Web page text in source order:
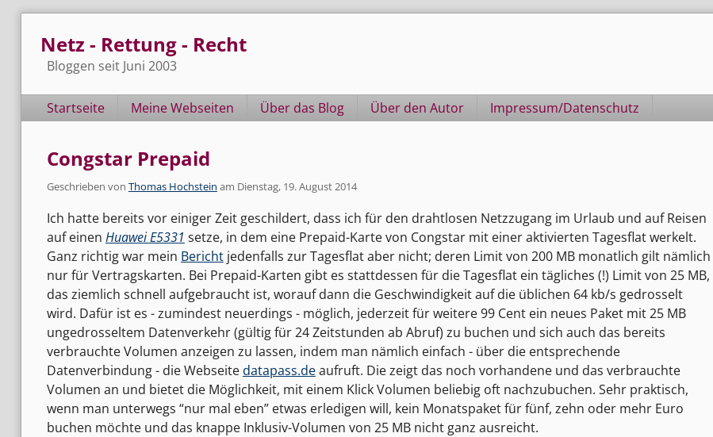
Netz - Rettung - Recht
Bloggen seit Juni 2003
Navigation
Startseite Meine Webseiten Über das Blog Über den Autor Impressum/Datenschutz
Congstar Prepaid
Geschrieben von Thomas Hochstein am Dienstag, 19. August 2014
Ich hatte bereits vor einiger Zeit geschildert, dass ich für den drahtlosen Netzzugang im Urlaub und auf Reisen
auf einen Huawei E5331 setze, in dem eine Prepaid-Karte von Congstar mit einer aktivierten Tagesflat werkelt.
Ganz richtig war mein Berichtjedenfalls zur Tagesflat aber nicht; deren Limit von 200 MB monatlich gilt nämlich
nur für Vertragskarten. Bei Prepaid-Karten gibt es stattdessen für die Tagesflat ein tägliches (!) Limit von 25 MB,
das ziemlich schnell aufgebraucht ist, worauf dann die Geschwindigkeit auf die üblichen 64 kb/s gedrosselt
wird. Dafür ist es - zumindest neuerdings - möglich, jederzeit für weitere 99 Cent ein neues Paket mit 25 MB
ungedrosseltem Datenverkehr (gültig für 24 Zeitstunden ab Abruf) zu buchen und sich auch das bereits
verbrauchte Volumen anzeigen zu lassen, indem man nämlich einfach - über die entsprechende
Datenverbindung - die Webseitedatapass.deaufruft. Die zeigt das noch vorhandene und das verbrauchte
Volumen an und bietet die Möglichkeit, mit einem Klick Volumen beliebig oft nachzubuchen. Sehr praktisch,
wenn man unterwegs “nur mal eben” etwas erledigen will, kein Monatspaket für fünf, zehn oder mehr Euro
buchen möchte und das knappe Inklusiv-Volumen von 25 MB nicht ganz ausreicht.